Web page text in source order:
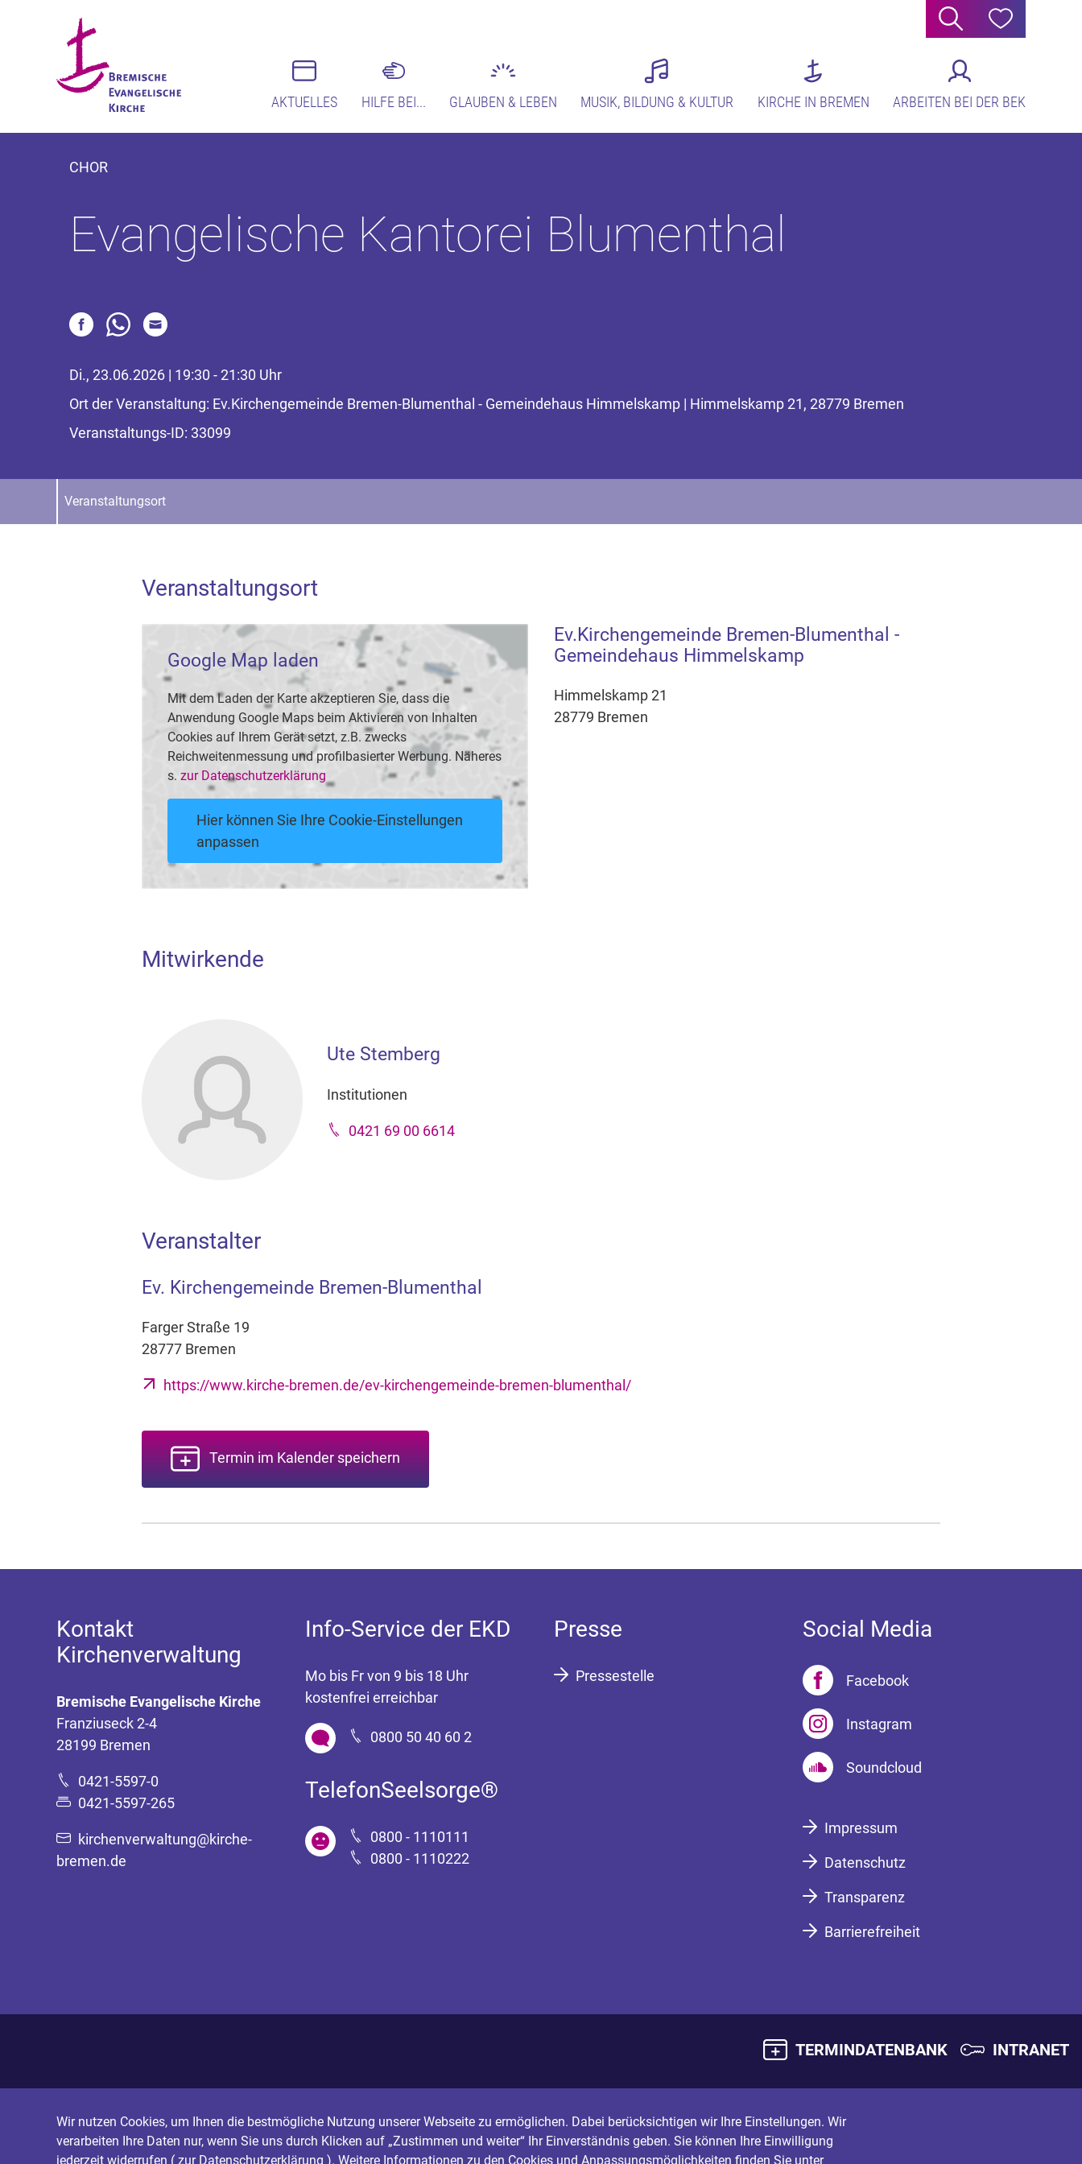
Suche Hilfe
AKTUELLES HILFE BEI... GLAUBEN & LEBEN MUSIK, BILDUNG & KULTUR KIRCHE IN BREMEN ARBEITEN BEI DER BEK
CHOR
Evangelische Kantorei Blumenthal
Di., 23.06.2026 | 19:30 - 21:30 Uhr
Ort der Veranstaltung: Ev.Kirchengemeinde Bremen-Blumenthal - Gemeindehaus Himmelskamp | Himmelskamp 21, 28779 Bremen
Veranstaltungs-ID: 33099
Veranstaltungsort
Veranstaltungsort
Google Map laden
Mit dem Laden der Karte akzeptieren Sie, dass die
Anwendung Google Maps beim Aktivieren von Inhalten
Cookies auf Ihrem Gerät setzt, z.B. zwecks
Reichweitenmessung und profilbasierter Werbung. Näheres
s. zur Datenschutzerklärung
Hier können Sie Ihre Cookie-Einstellungen
anpassen
Ev.Kirchengemeinde Bremen-Blumenthal -
Gemeindehaus Himmelskamp
Himmelskamp 21
28779 Bremen
Mitwirkende
Ute Stemberg
Institutionen
0421 69 00 6614
Veranstalter
Ev. Kirchengemeinde Bremen-Blumenthal
Farger Straße 19
28777 Bremen
https://www.kirche-bremen.de/ev-kirchengemeinde-bremen-blumenthal/
Termin im Kalender speichern
Kontakt
Kirchenverwaltung
Bremische Evangelische Kirche
Franziuseck 2-4
28199 Bremen
0421-5597-0
0421-5597-265
kirchenverwaltung@kirche-
bremen.de
Info-Service der EKD
Mo bis Fr von 9 bis 18 Uhr
kostenfrei erreichbar
0800 50 40 60 2
TelefonSeelsorge®
0800 - 1110111
0800 - 1110222
Presse
Pressestelle
Social Media
Facebook
Instagram
Soundcloud
Impressum
Datenschutz
Transparenz
Barrierefreiheit
TERMINDATENBANK INTRANET
Wir nutzen Cookies, um Ihnen die bestmögliche Nutzung unserer Webseite zu ermöglichen. Dabei berücksichtigen wir Ihre Einstellungen. Wir
verarbeiten Ihre Daten nur, wenn Sie uns durch Klicken auf „Zustimmen und weiter“ Ihr Einverständnis geben. Sie können Ihre Einwilligung
jederzeit widerrufen ( zur Datenschutzerklärung ). Weitere Informationen zu den Cookies und Anpassungsmöglichkeiten finden Sie unter